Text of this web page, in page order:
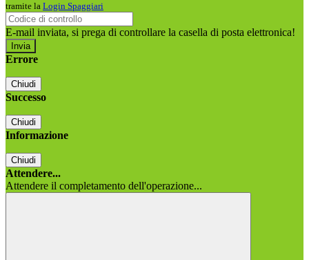
tramite la Login Spaggiari
E-mail inviata, si prega di controllare la casella di posta elettronica!
Errore
Chiudi
Successo
Chiudi
Informazione
Chiudi
Attendere...
Attendere il completamento dell'operazione...